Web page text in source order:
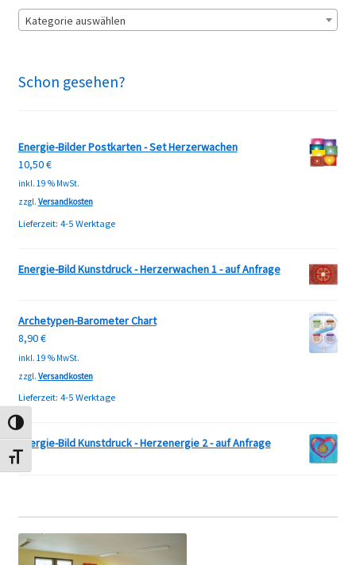
Umschalten auf hohe Kontraste
Schrift vergrößern
Kategorie auswählen
Schon gesehen?
Energie-Bilder Postkarten - Set Herzerwachen
10,50€
inkl. 19 % MwSt.
zzgl. Versandkosten
Lieferzeit: 4-5 Werktage
Energie-Bild Kunstdruck - Herzerwachen 1 - auf Anfrage
Archetypen-Barometer Chart
8,90€
inkl. 19 % MwSt.
zzgl. Versandkosten
Lieferzeit: 4-5 Werktage
Energie-Bild Kunstdruck - Herzenergie 2 - auf Anfrage